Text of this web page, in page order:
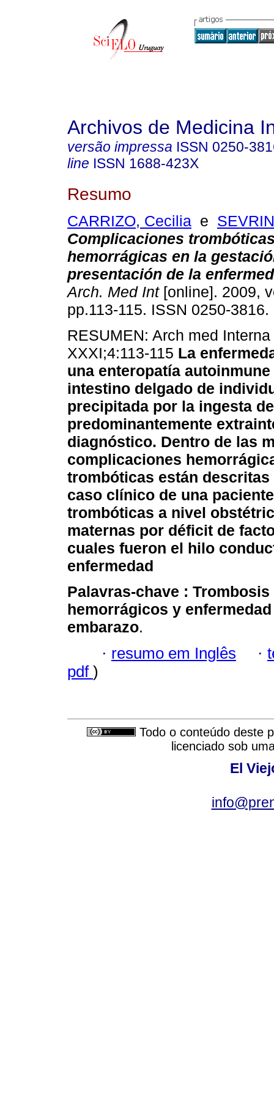
Archivos de Medicina
versão impressa ISSN 0250-
line ISSN 1688-423X
Resumo
CARRIZO, Cecilia e
Complicaciones
hemorrágicas en la
presentación de la
Arch. Med Int[online]. 2009,
pp.113-115. ISSN 0250-3816.
RESUMEN: Arch med
XXXI;4:113-115 La
una enteropatía
intestino delgado de
precipitada por la ingesta
predominantemente
diagnóstico. Dentro de las
complicaciones
trombóticas están
caso clínico de una
trombóticas a nivel
maternas por déficit de
cuales fueron el hilo
enfermedad
Palavras-chave : Trombosis
hemorrágicos y
embarazo.
· resumo em Inglês ·
pdf )
Todo o conteúdo deste
licenciado sob
El